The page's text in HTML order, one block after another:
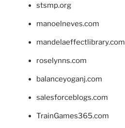
stsmp.org
manoelneves.com
mandelaeffectlibrary.com
roselynns.com
balanceyoganj.com
salesforceblogs.com
TrainGames365.com